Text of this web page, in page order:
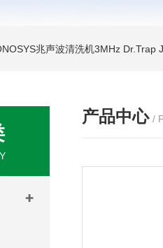
兆声波清洗机3MHz Dr.Trap
产品中心 /